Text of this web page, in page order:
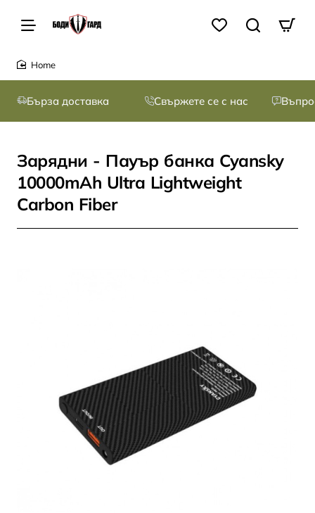
Бърза доставка Свържете се с нас
Зарядни - Пауър банка Cyansky
10000mAh Ultra Lightweight
Carbon Fiber